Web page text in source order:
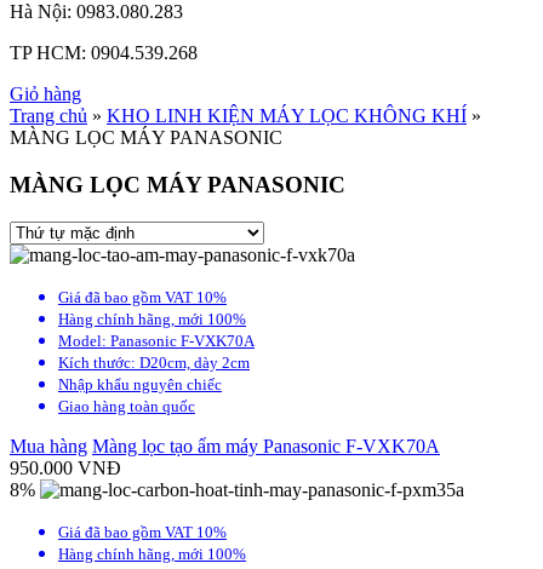
Hà Nội: 0983.080.283
TP HCM: 0904.539.268
Giỏ hàng
Trang chủ » KHO LINH KIỆN MÁY LỌC KHÔNG KHÍ »
MÀNG LỌC MÁY PANASONIC
MÀNG LỌC MÁY PANASONIC
Giá đã bao gồm VAT 10%
Hàng chính hãng, mới 100%
Model: Panasonic F-VXK70A
Kích thước: D20cm, dày 2cm
Nhập khẩu nguyên chiếc
Giao hàng toàn quốc
Mua hàng Màng lọc tạo ẩm máy Panasonic F-VXK70A
950.000 VNĐ
8%
Giá đã bao gồm VAT 10%
Hàng chính hãng, mới 100%